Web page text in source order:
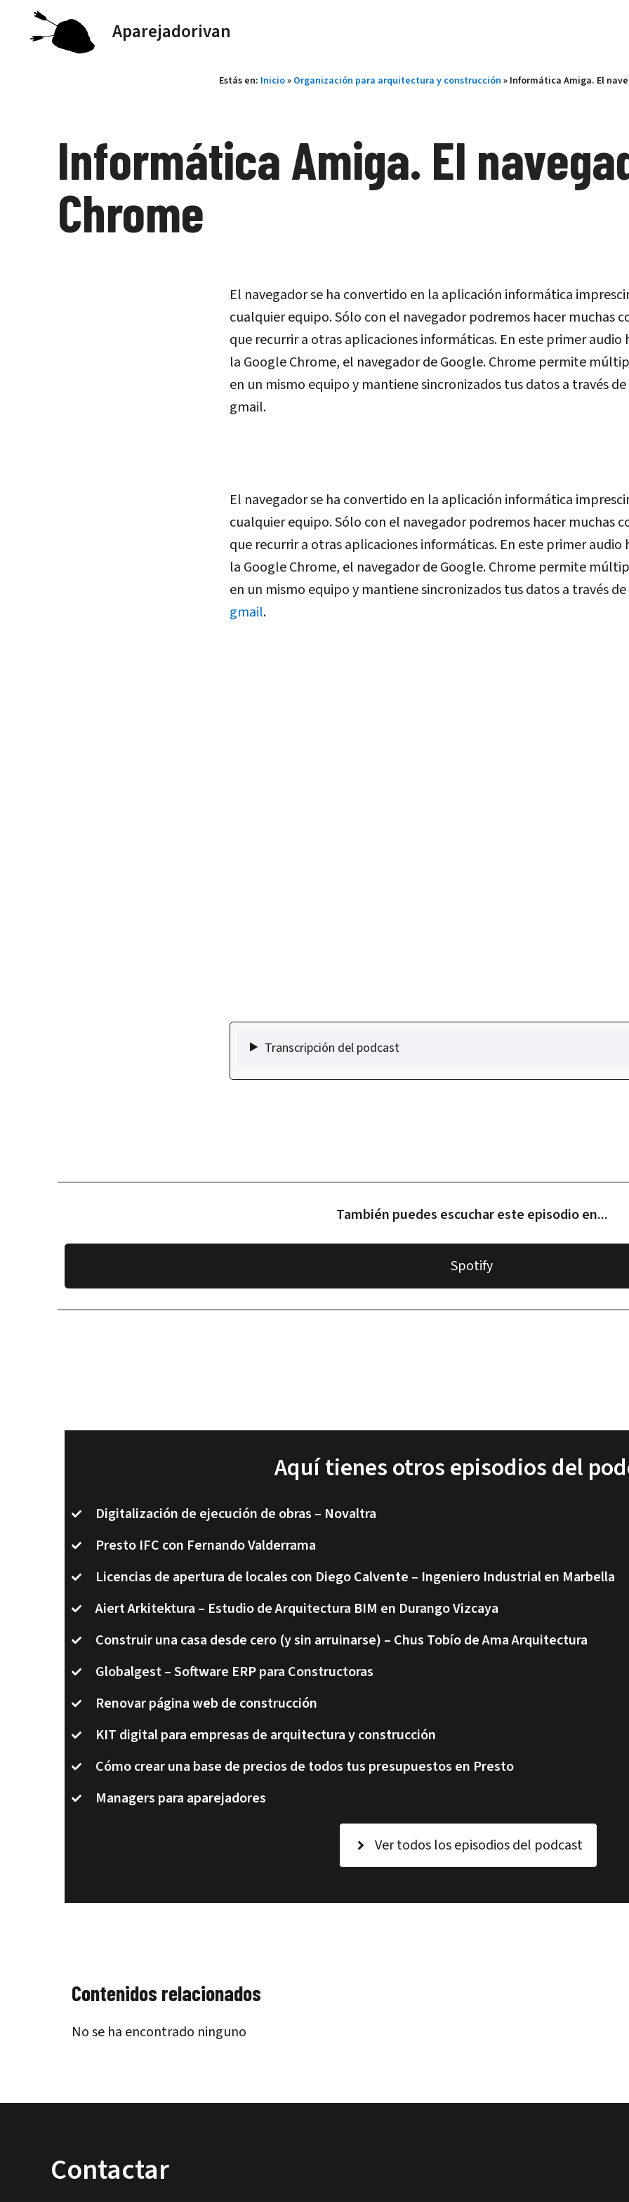
Saltar
Aparejadorivan
Estás en: Inicio» Organización para arquitectura y construcción » Informática Amiga. El
Informática Amiga. El
Chrome
El navegador se ha convertido en la aplicación informática
cualquier equipo. Sólo con el navegador podremos hacer muchas
que recurrir a otras aplicaciones informáticas. En este primer audio
la Google Chrome, el navegador de Google. Chrome permite
en un mismo equipo y mantiene sincronizados tus datos a través
gmail.
El navegador se ha convertido en la aplicación informática
cualquier equipo. Sólo con el navegador podremos hacer muchas
que recurrir a otras aplicaciones informáticas. En este primer audio
la Google Chrome, el navegador de Google. Chrome permite
en un mismo equipo y mantiene sincronizados tus datos a través
gmail.
Transcripción del podcast
También puedes escuchar este episodio en...
Spotify
Aquí tienes otros episodios del
Digitalización de ejecución de obras – Novaltra
Presto IFC con Fernando Valderrama
Licencias de apertura de locales con Diego Calvente – Ingeniero Industrial en Marbella
Aiert Arkitektura – Estudio de Arquitectura BIM en Durango Vizcaya
Construir una casa desde cero (y sin arruinarse) – Chus Tobío de Ama Arquitectura
Globalgest – Software ERP para Constructoras
Renovar página web de construcción
KIT digital para empresas de arquitectura y construcción
Cómo crear una base de precios de todos tus presupuestos en Presto
Managers para aparejadores
Ver todos los episodios del podcast
Contenidos relacionados
No se ha encontrado ninguno
Contactar